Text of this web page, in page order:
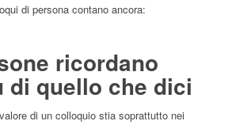
di persona contano ancora:
ricordano
di quello che dici
di un colloquio stia soprattutto nei